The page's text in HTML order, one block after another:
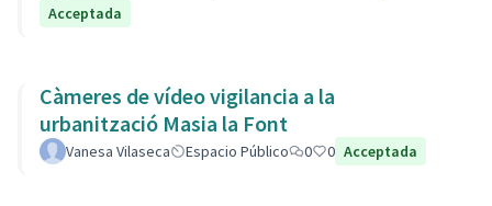
Acceptada
Càmeres de vídeo vigilancia a la
urbanització Masia la Font
Vanesa Vilaseca Espacio Público 0 0 Acceptada